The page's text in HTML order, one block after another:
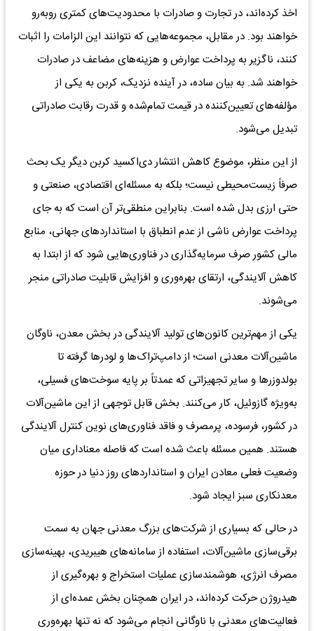
اخذ کرده‌اند، در تجارت و صادرات با محدودیت‌های کمتری روبه‌رو
خواهند بود. در مقابل، مجموعه‌هایی که نتوانند این الزامات را اثبات
کنند، ناگزیر به پرداخت عوارض و هزینه‌های مضاعف در صادرات
خواهند شد. به بیان ساده، در آینده نزدیک، کربن به یکی از
مؤلفه‌های تعیین‌کننده در قیمت تمام‌شده و قدرت رقابت صادراتی
تبدیل می‌شود.
از این منظر، موضوع کاهش انتشار دی‌اکسید کربن دیگر یک بحث
صرفاً زیست‌محیطی نیست؛ بلکه به مسئله‌ای اقتصادی، صنعتی و
حتی ارزی بدل شده است. بنابراین منطقی‌تر آن است که به جای
پرداخت عوارض ناشی از عدم انطباق با استانداردهای جهانی، منابع
مالی کشور صرف سرمایه‌گذاری در فناوری‌هایی شود که از ابتدا به
کاهش آلایندگی، ارتقای بهره‌وری و افزایش قابلیت صادراتی منجر
می‌شوند.
یکی از مهم‌ترین کانون‌های تولید آلایندگی در بخش معدن، ناوگان
ماشین‌آلات معدنی است؛ از دامپ‌تراک‌ها و لودرها گرفته تا
بولدوزرها و سایر تجهیزاتی که عمدتاً بر پایه سوخت‌های فسیلی،
به‌ویژه گازوئیل، کار می‌کنند. بخش قابل توجهی از این ماشین‌آلات
در کشور، فرسوده، پرمصرف و فاقد فناوری‌های نوین کنترل آلایندگی
هستند. همین مسئله باعث شده است که فاصله معناداری میان
وضعیت فعلی معادن ایران و استانداردهای روز دنیا در حوزه
معدنکاری سبز ایجاد شود.
در حالی‌ که بسیاری از شرکت‌های بزرگ معدنی جهان به سمت
برقی‌سازی ماشین‌آلات، استفاده از سامانه‌های هیبریدی، بهینه‌سازی
مصرف انرژی، هوشمندسازی عملیات استخراج و بهره‌گیری از
هیدروژن حرکت کرده‌اند، در ایران همچنان بخش عمده‌ای از
فعالیت‌های معدنی با ناوگانی انجام می‌شود که نه تنها بهره‌وری